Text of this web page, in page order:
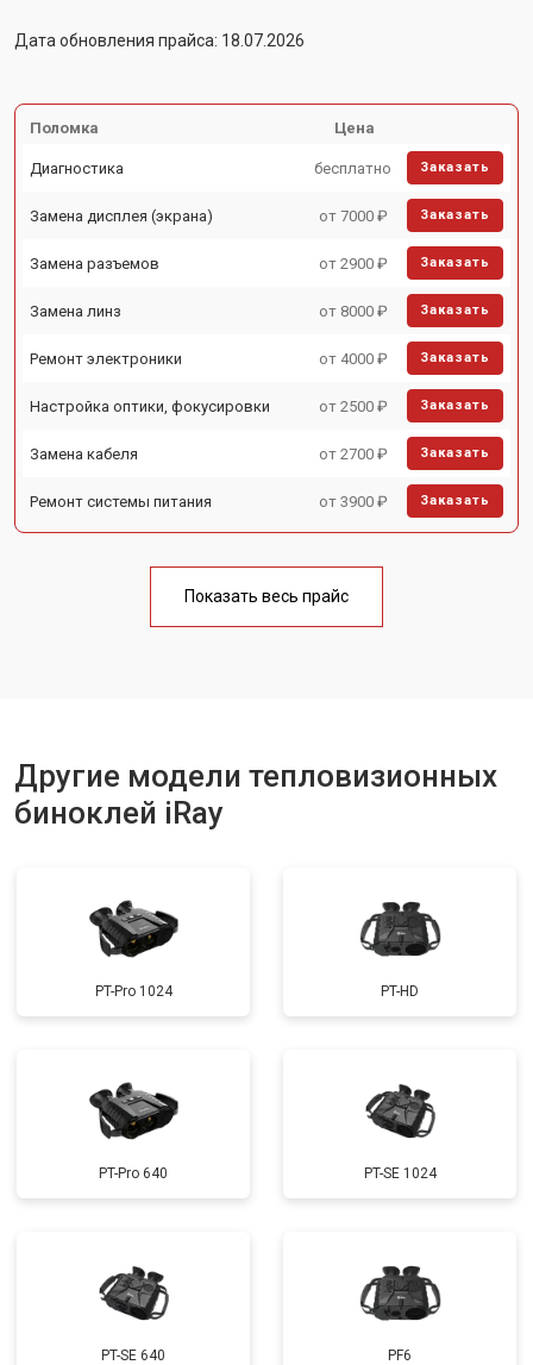
Дата обновления прайса: 18.07.2026
Поломка Цена
Диагностика бесплатно Заказать
Замена дисплея (экрана) от 7000 ₽ Заказать
Замена разъемов от 2900 ₽ Заказать
Замена линз от 8000 ₽ Заказать
Ремонт электроники от 4000 ₽ Заказать
Настройка оптики, фокусировки от 2500 ₽ Заказать
Замена кабеля от 2700 ₽ Заказать
Ремонт системы питания от 3900 ₽ Заказать
Показать весь прайс
Другие модели тепловизионных
биноклей iRay
PT-Pro 1024 PT-HD
PT-Pro 640 PT-SE 1024
PT-SE 640 PF6